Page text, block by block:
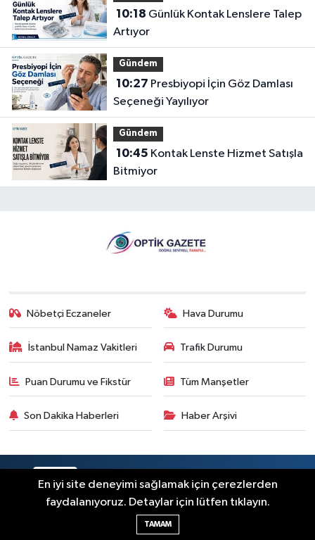
10:18
Artıyor
Gündem
10:27
Seçeneği Yayılıyor
Gündem
10:45
Bitmiyor
Nöbetçi Eczaneler Hava Durumu
İstanbul Namaz Vakitleri Trafik Durumu
Puan Durumu ve Fikstür Tüm Manşetler
Son Dakika Haberleri Haber Arşivi
Haber Yazılımı:
En iyi site deneyimi sağlamak için çerezlerden
faydalanıyoruz. Detaylar için lütfen tıklayın.
TAMAM